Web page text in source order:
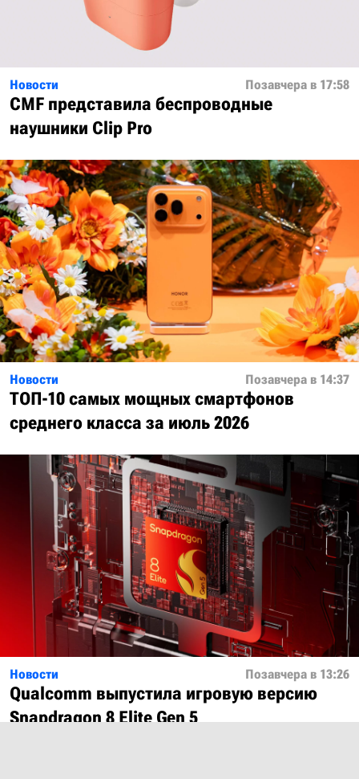
Новости Позавчера в 17:58
CMF представила беспроводные
наушники Clip Pro
Новости Позавчера в 14:37
ТОП-10 самых мощных смартфонов
среднего класса за июль 2026
Новости Позавчера в 13:26
Qualcomm выпустила игровую версию
Snapdragon 8 Elite Gen 5